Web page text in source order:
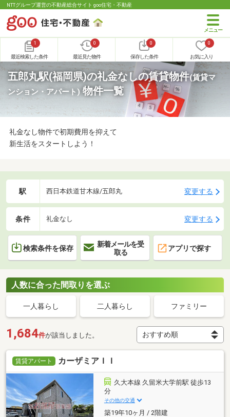
NTTグループ運営の不動産総合サイト goo住宅・不動産
1
最近検索した条件
0
最近見た物件
0
保存した条件
0
お気に入り
五郎丸駅(福岡県)の礼金なしの賃貸物件(賃貸マ
ンション・アパート) 物件一覧
礼金なし物件で初期費用を抑えて
新生活をスタートしよう！
駅 西日本鉄道甘木線/五郎丸 変更する
条件 礼金なし 変更する
検索条件を保存
新着メールを受
取る
アプリで探す
人数に合った間取りを選ぶ
一人暮らし 二人暮らし ファミリー
1,684件が該当しました。
賃貸アパート カーザミアＩＩ
久大本線 久留米大学前駅 徒歩13
分
その他の交通
築19年10ヶ月 / 2階建